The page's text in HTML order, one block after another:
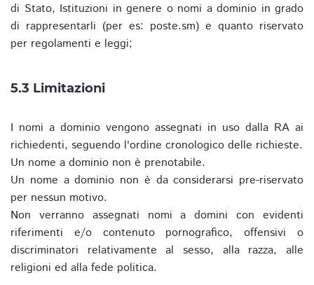
di Stato, Istituzioni in genere o nomi a dominio in grado
di rappresentarli (per es: poste.sm) e quanto riservato
per regolamenti e leggi;
5.3 Limitazioni
I nomi a dominio vengono assegnati in uso dalla RA ai
richiedenti, seguendo l'ordine cronologico delle richieste.
Un nome a dominio non è prenotabile.
Un nome a dominio non è da considerarsi pre-riservato
per nessun motivo.
Non verranno assegnati nomi a domini con evidenti
riferimenti e/o contenuto pornografico, offensivi o
discriminatori relativamente al sesso, alla razza, alle
religioni ed alla fede politica.